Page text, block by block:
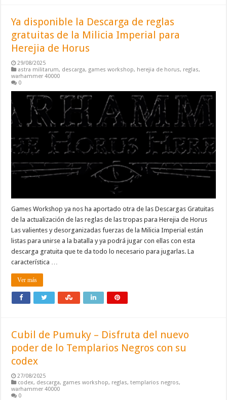
Ya disponible la Descarga de reglas
gratuitas de la Milicia Imperial para
Herejia de Horus
29/08/2025
astra militarum, descarga, games workshop, herejia de horus, reglas,
warhammer 40000
0
Games Workshop ya nos ha aportado otra de las Descargas Gratuitas
de la actualización de las reglas de las tropas para Herejia de Horus
Las valientes y desorganizadas fuerzas de la Milicia Imperial están
listas para unirse a la batalla y ya podrá jugar con ellas con esta
descarga gratuita que te da todo lo necesario para jugarlas. La
característica …
Ver más
Cubil de Pumuky – Disfruta del nuevo
poder de lo Templarios Negros con su
codex
27/08/2025
codex, descarga, games workshop, reglas,templarios negros,
warhammer 40000
0